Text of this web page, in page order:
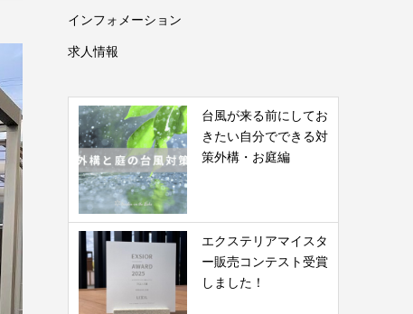
インフォメーション
求人情報
台風が来る前にしてお
きたい自分でできる対
策外構・お庭編
エクステリアマイスタ
ー販売コンテスト受賞
しました！